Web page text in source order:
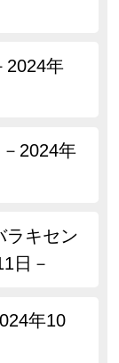
2024年
2024年
ラキセン
日－
年10